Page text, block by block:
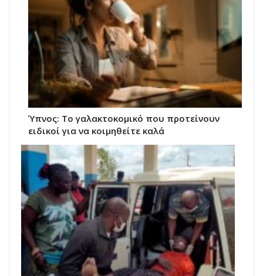
Ύπνος: Το γαλακτοκομικό που προτείνουν
ειδικοί για να κοιμηθείτε καλά